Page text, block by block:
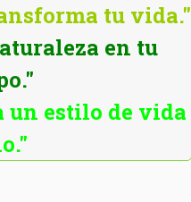
tu vida."
en tu
estilo de vida